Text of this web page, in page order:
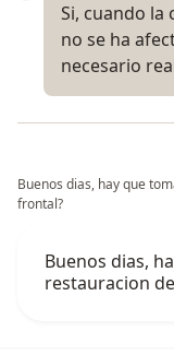
Si, cuando la
no se ha
necesario
Buenos dias, hay que
frontal?
Buenos dias,
restauracion